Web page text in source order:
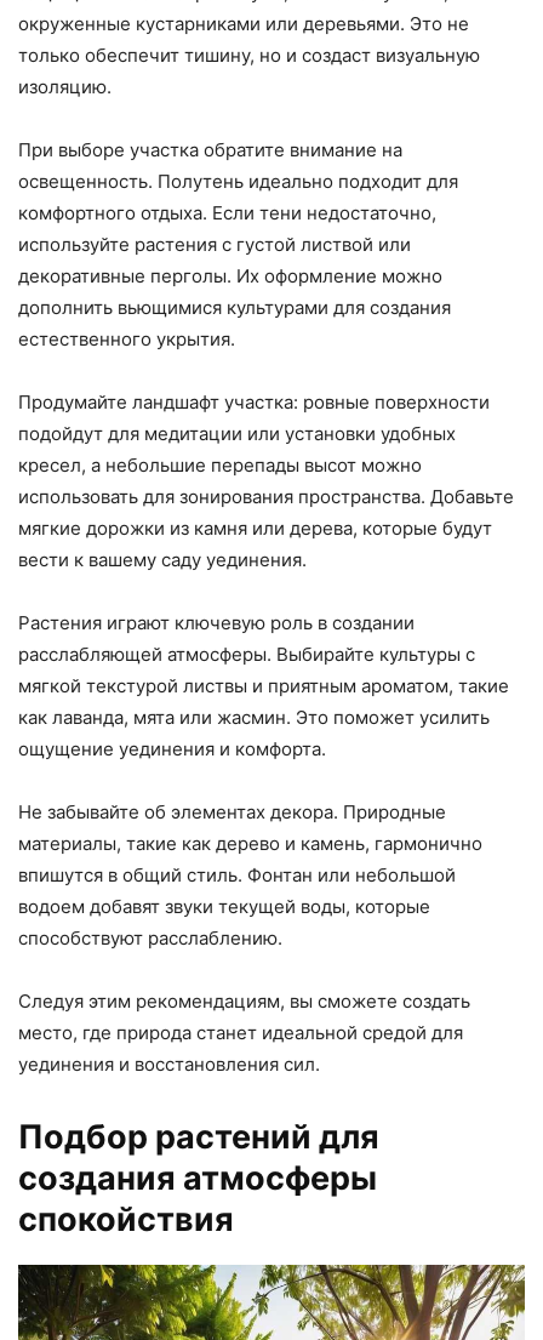
окруженные кустарниками или деревьями. Это не
только обеспечит тишину, но и создаст визуальную
изоляцию.
При выборе участка обратите внимание на
освещенность. Полутень идеально подходит для
комфортного отдыха. Если тени недостаточно,
используйте растения с густой листвой или
декоративные перголы. Их оформление можно
дополнить вьющимися культурами для создания
естественного укрытия.
Продумайте ландшафт участка: ровные поверхности
подойдут для медитации или установки удобных
кресел, а небольшие перепады высот можно
использовать для зонирования пространства. Добавьте
мягкие дорожки из камня или дерева, которые будут
вести к вашему саду уединения.
Растения играют ключевую роль в создании
расслабляющей атмосферы. Выбирайте культуры с
мягкой текстурой листвы и приятным ароматом, такие
как лаванда, мята или жасмин. Это поможет усилить
ощущение уединения и комфорта.
Не забывайте об элементах декора. Природные
материалы, такие как дерево и камень, гармонично
впишутся в общий стиль. Фонтан или небольшой
водоем добавят звуки текущей воды, которые
способствуют расслаблению.
Следуя этим рекомендациям, вы сможете создать
место, где природа станет идеальной средой для
уединения и восстановления сил.
Подбор растений для
создания атмосферы
спокойствия